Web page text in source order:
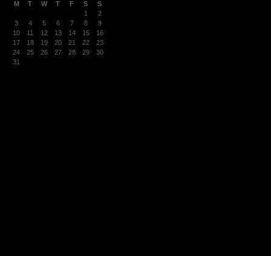
M T W T F S S
1
2
3
4 5 6 7 8
9
10
11 12 13 14 15
16
17
18 19 20 21 22
23
24
25 26 27 28 29
30
31